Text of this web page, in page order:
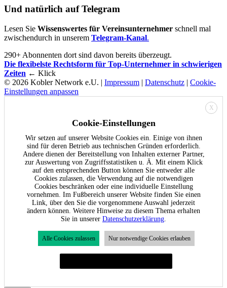
Und natürlich auf Telegram
Lesen Sie Wissenswertes für Vereinsunternehmer schnell mal
zwischendurch in unserem Telegram-Kanal.
290+ Abonnenten dort sind davon bereits überzeugt.
Die flexibelste Rechtsform für Top-Unternehmer in schwierigen
Zeiten ← Klick
© 2026 Kobler Network e.U. | Impressum | Datenschutz | Cookie-
Einstellungen anpassen
X
Cookie-Einstellungen
Wir setzen auf unserer Website Cookies ein. Einige von ihnen
sind für deren Betrieb aus technischen Gründen erforderlich.
Andere dienen der Bereitstellung von Inhalten externer Partner,
zur Auswertung von Zugriffsstatistiken u. Ä. Mit einem Klick
auf den entsprechenden Button können Sie entweder alle
Cookies zulassen, die Verwendung auf die notwendigen
Cookies beschränken oder eine individuelle Einstellung
vornehmen. Im Fußbereich unserer Website finden Sie einen
Link, über den Sie die vorgenommene Auswahl jederzeit
ändern können. Weitere Hinweise zu diesem Thema erhalten
Sie in unserer Datenschutzerklärung
Alle Cookies zulassen Nur notwendige Cookies erlauben